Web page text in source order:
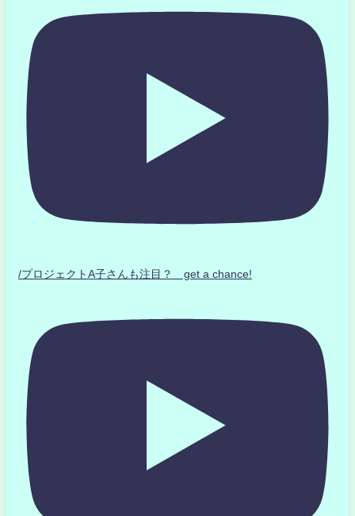
/プロジェクトA子さんも注目？ get a chance!